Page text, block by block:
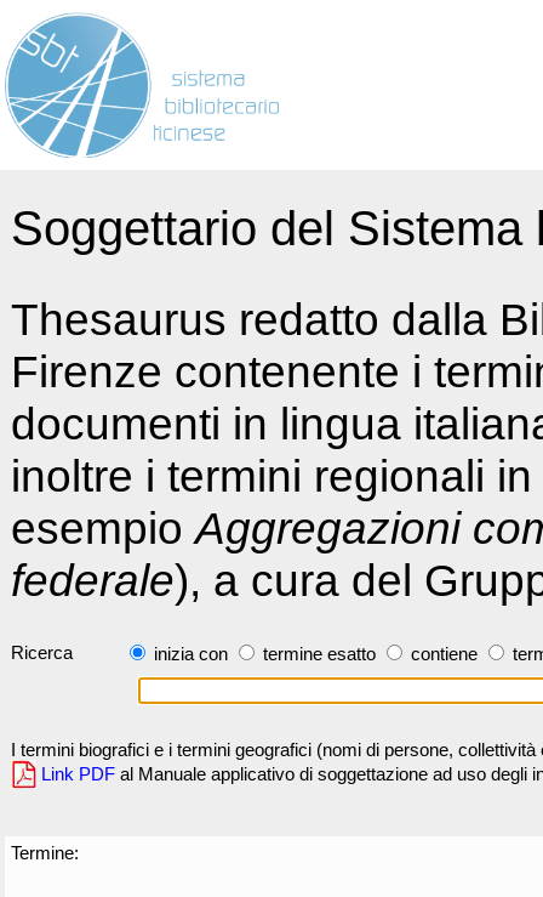
Soggettario del
Thesaurus redatto dalla
Firenze contenente i
documenti in lingua
inoltre i termini regionali
esempioAggregazioni
federale), a cura del
Ricerca inizia con termine esatto contiene
I termini biografici e i termini geografici (nomi di persone,
Link PDF al Manuale applicativo di soggettazione ad uso degli
Termine: